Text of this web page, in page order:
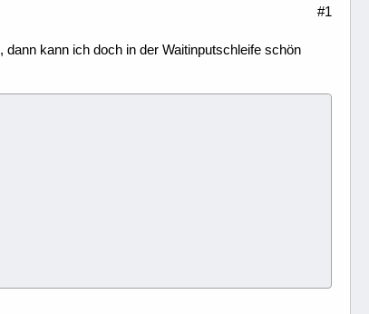
#1
kann ich doch in der Waitinputschleife schön